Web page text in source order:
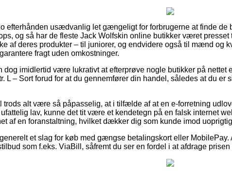
efterhånden usædvanlig let gængeligt for forbrugerne at finde de
og så har de fleste Jack Wolfskin online butikker været
af deres produkter – til juniorer, og endvidere også til mænd og
fragt uden omkostninger.
dog imidlertid være lukrativt at efterprøve nogle butikker på nettet
L – Sort forud for at du gennemfører din handel, således at du er
trods alt være så påpasselig, at i tilfælde af at en e-forretning
lav, kunne det tit være et kendetegn på en falsk internet
af en foranstaltning, hvilket dækker dig som kunde imod
et slag for køb med gængse betalingskort eller MobilePay.
som f.eks. ViaBill, såfremt du ser en fordel i at afdrage